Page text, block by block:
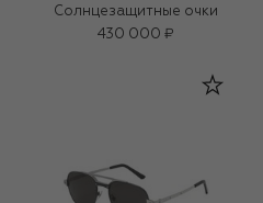
Солнцезащитные очки
430 000 ₽